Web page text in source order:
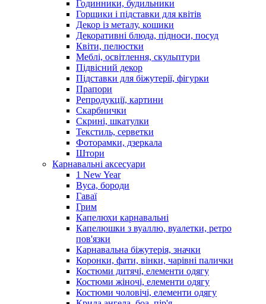
Годинники, будильники
Горщики і підставки для квітів
Декор із металу, кошики
Декоративні блюда, підноси, посуд
Квіти, пелюстки
Меблі, освітлення, скульптури
Підвісний декор
Підставки для біжутерії, фігурки
Прапори
Репродукції, картини
Скарбнички
Скрині, шкатулки
Текстиль, серветки
Фоторамки, дзеркала
Штори
Карнавальні аксесуари
1 New Year
Вуса, бороди
Гаваї
Грим
Капелюхи карнавальні
Капелюшки з вуаллю, вуалетки, ретро
пов'язки
Карнавальна біжутерія, значки
Коронки, фати, вінки, чарівні палички
Костюми дитячі, елементи одягу
Костюми жіночі, елементи одягу
Костюми чоловічі, елементи одягу